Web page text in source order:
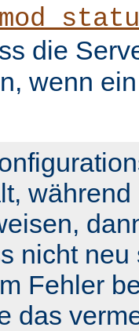
die
wenn
nicht
Fehler
das